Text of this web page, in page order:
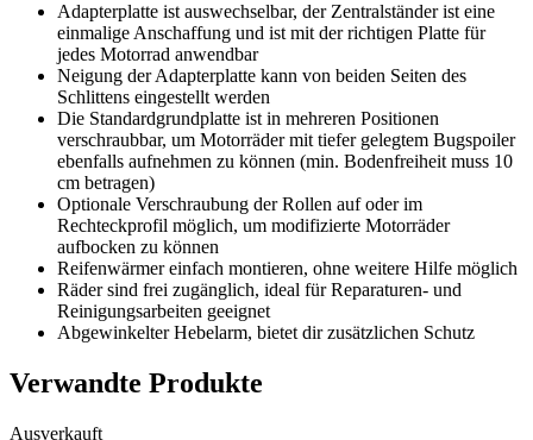
Adapterplatte ist auswechselbar, der Zentralständer ist eine
einmalige Anschaffung und ist mit der richtigen Platte für
jedes Motorrad anwendbar
Neigung der Adapterplatte kann von beiden Seiten des
Schlittens eingestellt werden
Die Standardgrundplatte ist in mehreren Positionen
verschraubbar, um Motorräder mit tiefer gelegtem Bugspoiler
ebenfalls aufnehmen zu können (min. Bodenfreiheit muss 10
cm betragen)
Optionale Verschraubung der Rollen auf oder im
Rechteckprofil möglich, um modifizierte Motorräder
aufbocken zu können
Reifenwärmer einfach montieren, ohne weitere Hilfe möglich
Räder sind frei zugänglich, ideal für Reparaturen- und
Reinigungsarbeiten geeignet
Abgewinkelter Hebelarm, bietet dir zusätzlichen Schutz
Verwandte Produkte
Ausverkauft